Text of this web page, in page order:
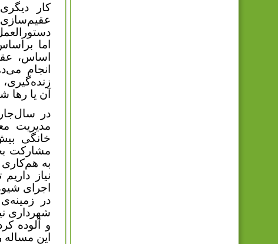
کار
اما
اساس،
آن یا رها
در
مدیریت
خانگی
مشارکت
به هم‌کاری
نیاز
اجرای
در
شهرداری
و آلوده
این مساله